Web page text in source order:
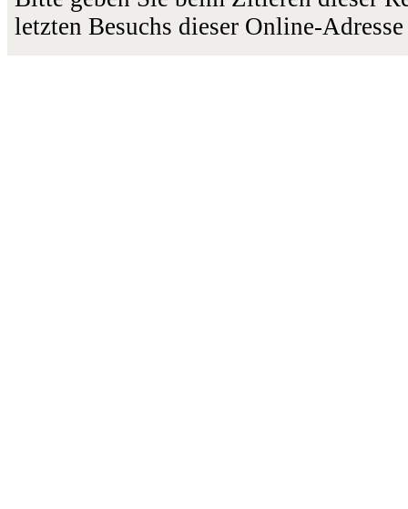
letzten Besuchs dieser Online-Adresse